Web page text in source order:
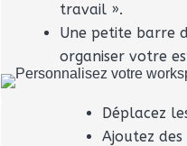
travail ».
Une petite barre
organiser votre
Déplacez
Ajoutez des